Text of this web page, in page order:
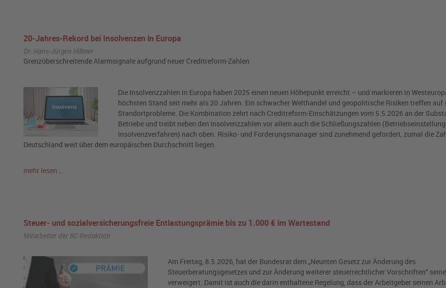
20-Jahres-Rekord bei Insolvenzen in Europa
Dr. Hans-Jürgen Hillmer
Grenzüberschreitende Alarmsignale aufgrund neuer Creditreform-Zahlen
Die Insolvenzzahlen in Europa haben 2025 einen neuen Höhepunkt erreicht – und markieren in
höchsten Stand seit mehr als 20 Jahren. Ein schwacher Welthandel und geopolitische Risiken treffen
Standortprobleme. Die Kombination zehrt nach Creditreform-Einschätzungen vom 5.5.2026 an der
Betriebe und treibt neben den Insolvenzzahlen vor allem auch die Schließungszahlen
Insolvenzverfahren) nach oben. Risiko- und Forderungsmanager sind zunehmend gefordert, zumal die
Deutschland weit über dem europäischen Durchschnitt liegen.
mehr lesen…
Steuer- und sozialversicherungsfreie Entlastungsprämie bis zu 1.000 € im Wartestand
Mitarbeiter der BC-Redaktion
Am Freitag, 8.5.2026, hat der Bundesrat dem „Neunten Gesetz zur Änderung des
Steuerberatungsgesetzes und zur Änderung weiterer steuerrechtlicher Vorschriften“
verweigert. Damit ist auch die darin enthaltene Regelung, dass der Arbeitgeber seinen